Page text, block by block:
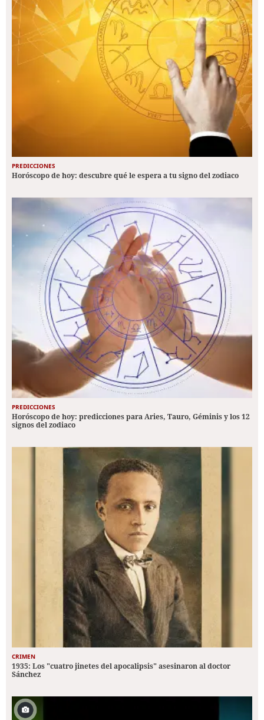
PREDICCIONES
Horóscopo de hoy: descubre qué le espera a tu signo del zodiaco
PREDICCIONES
Horóscopo de hoy: predicciones para Aries, Tauro, Géminis y los 12
signos del zodiaco
CRIMEN
1935: Los "cuatro jinetes del apocalipsis" asesinaron al doctor
Sánchez